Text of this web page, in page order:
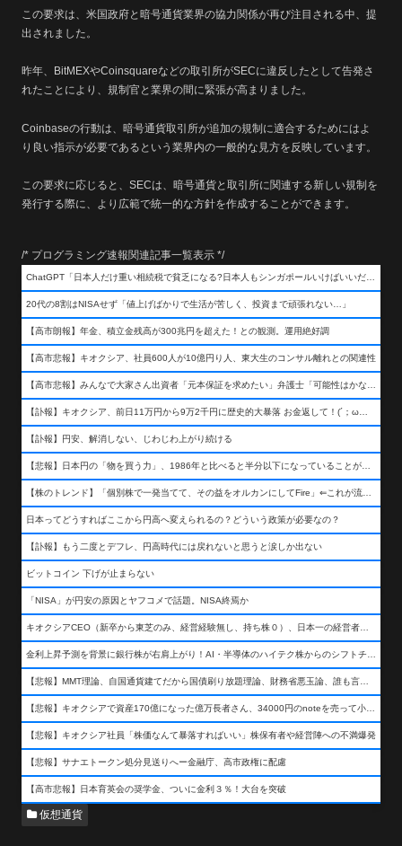
この要求は、米国政府と暗号通貨業界の協力関係が再び注目される中、提
出されました。
昨年、BitMEXやCoinsquareなどの取引所がSECに違反したとして告発さ
れたことにより、規制官と業界の間に緊張が高まりました。
Coinbaseの行動は、暗号通貨取引所が追加の規制に適合するためにはよ
り良い指示が必要であるという業界内の一般的な見方を反映しています。
この要求に応じると、SECは、暗号通貨と取引所に関連する新しい規制を
発行する際に、より広範で統一的な方針を作成することができます。
/* プログラミング速報関連記事一覧表示 */
ChatGPT「日本人だけ重い相続税で貧乏になる?日本人もシンガポールいけばいいだけだから相続税で日本人は貧乏にならんだろ呆」
20代の8割はNISAせず「値上げばかりで生活が苦しく、投資まで頑張れない…」
【高市朗報】年金、積立金残高が300兆円を超えた！との観測。運用絶好調
【高市悲報】キオクシア、社員600人が10億円り人、東大生のコンサル離れとの関連性
【高市悲報】みんなで大家さん出資者「元本保証を求めたい」弁護士「可能性はかなり低い」出資者「不誠実！」
【訃報】キオクシア、前日11万円から9万2千円に歴史的大暴落 お金返して！(´；ω；｀)
【訃報】円安、解消しない、じわじわ上がり続ける
【悲報】日本円の「物を買う力」、1986年と比べると半分以下になっていることが判明&#8230;高市さんありがとう！
【株のトレンド】「個別株で一発当てて、その益をオルカンにしてFire」⇐これが流行ってるらしい
日本ってどうすればここから円高へ変えられるの？どういう政策が必要なの？
【訃報】もう二度とデフレ、円高時代には戻れないと思うと涙しか出ない
ビットコイン 下げが止まらない
「NISA」が円安の原因とヤフコメで話題。NISA終焉か
キオクシアCEO（新卒から東芝のみ、経営経験無し、持ち株０）、日本一の経営者になる…
金利上昇予測を背景に銀行株が右肩上がり！AI・半導体のハイテク株からのシフトチェンジも
【悲報】MMT理論、自国通貨建てだから国債刷り放題理論、財務省悪玉論、誰も言わなくなるwwwwwwwwwwwwwww
【悲報】キオクシアで資産170億になった億万長者さん、34000円のnoteを売って小銭を稼いでしまうwwwwwwwwwwwwwwwwwwww
【悲報】キオクシア社員「株価なんて暴落すればいい」株保有者や経営陣への不満爆発
【悲報】サナエトークン処分見送りへー金融庁、高市政権に配慮
【高市悲報】日本育英会の奨学金、ついに金利３％！大台を突破
仮想通貨